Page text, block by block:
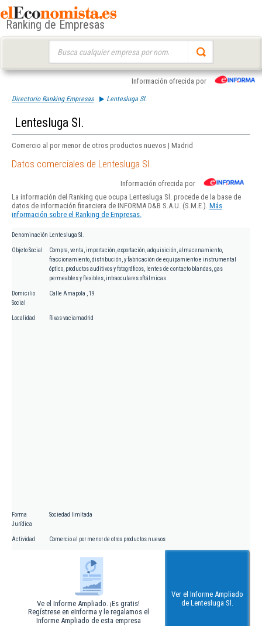
Ranking de Empresas
Información ofrecida por
Directorio Ranking Empresas Lentesluga Sl.
Lentesluga Sl.
Comercio al por menor de otros productos nuevos | Madrid
Datos comerciales de Lentesluga Sl.
Información ofrecida por
La información del Ranking que ocupa Lentesluga Sl. procede de la base de
datos de información financiera de INFORMA D&B S.A.U. (S.M.E.). Más
información sobre el Ranking de Empresas.
Denominación Lentesluga Sl.
Objeto Social
Compra, venta, importación, exportación, adquisición, almacenamiento,
fraccionamiento, distribución, y fabricación de equipamiento e instrumental
óptico, productos auditivos y fotográficos, lentes de contacto blandas, gas
permeables y flexibles, intraoculares oftálmicas
Domicilio
Social
Calle Amapola , 19
Localidad Rivas-vaciamadrid
Forma
Jurídica
Sociedad limitada
Actividad Comercio al por menor de otros productos nuevos
Ve el Informe Ampliado. ¡Es gratis!
Regístrese en eInforma y le regalamos el
Informe Ampliado de esta empresa
Ver el Informe Ampliado
de Lentesluga Sl.